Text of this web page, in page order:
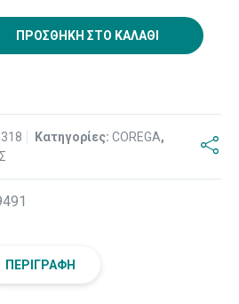
ΠΡΟΣΘΉΚΗ ΣΤΟ ΚΑΛΆΘΙ
Κατηγορίες: COREGA,
ΠΕΡΙΓΡΑΦΉ